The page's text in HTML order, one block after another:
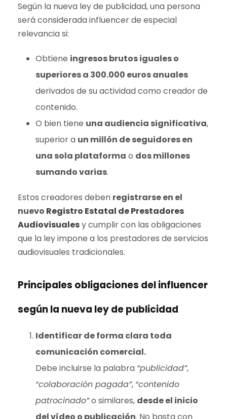
Según la nueva ley de publicidad, una persona
será considerada influencer de especial
relevancia si:
Obtiene ingresos brutos iguales o
superiores a 300.000 euros anuales
derivados de su actividad como creador de
contenido.
O bien tiene una audiencia significativa,
superior a un millón de seguidores en
una sola plataforma o dos millones
sumando varias.
Estos creadores deben registrarse en el
nuevo Registro Estatal de Prestadores
Audiovisualesy cumplir con las obligaciones
que la ley impone a los prestadores de servicios
audiovisuales tradicionales.
Principales obligaciones del influencer
según la nueva ley de publicidad
Identificar de forma clara toda
comunicación comercial.
Debe incluirse la palabra “publicidad”,
“colaboración pagada”, “contenido
patrocinado”o similares, desde el inicio